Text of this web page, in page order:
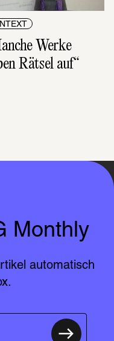
Werke
Rätsel auf“
Monthly
automatisch